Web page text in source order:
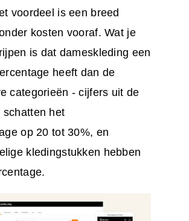
voordeel is een breed
kosten vooraf. Wat je
is dat dameskleding een
heeft dan de
categorieën - cijfers uit de
schatten het
op 20 tot 30%, en
kledingstukken hebben